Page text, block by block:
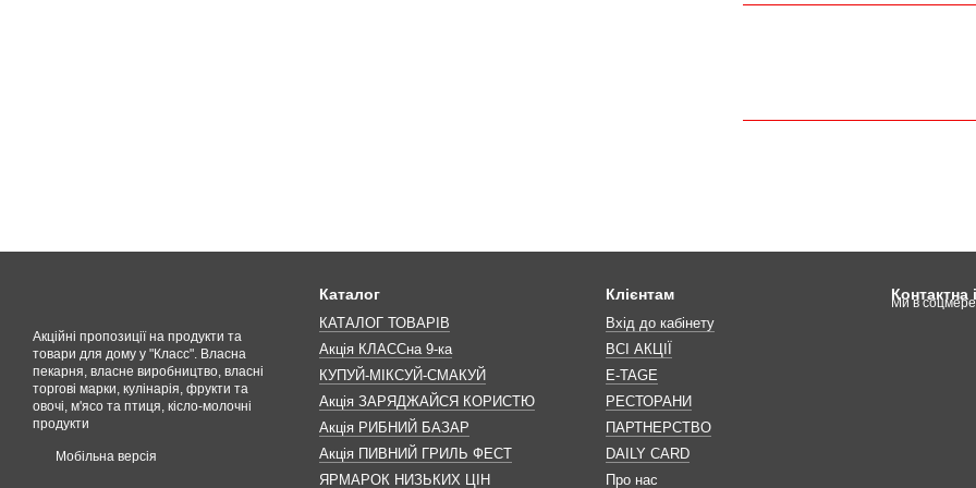
Акційні пропозиції на продукти та
товари для дому у "Класс". Власна
пекарня, власне виробництво, власні
торгові марки, кулінарія, фрукти та
овочі, м'ясо та птиця, кісло-молочні
продукти
Мобільна версія
Каталог
КАТАЛОГ ТОВАРІВ
Акція КЛАССна 9-ка
КУПУЙ-МІКСУЙ-СМАКУЙ
Акція ЗАРЯДЖАЙСЯ КОРИСТЮ
Акція РИБНИЙ БАЗАР
Акція ПИВНИЙ ГРИЛЬ ФЕСТ
ЯРМАРОК НИЗЬКИХ ЦІН
Клієнтам
Вхід до кабінету
ВСІ АКЦІЇ
E-TAGE
РЕСТОРАНИ
ПАРТНЕРСТВО
DAILY CARD
Про нас
Контактна
Ми в